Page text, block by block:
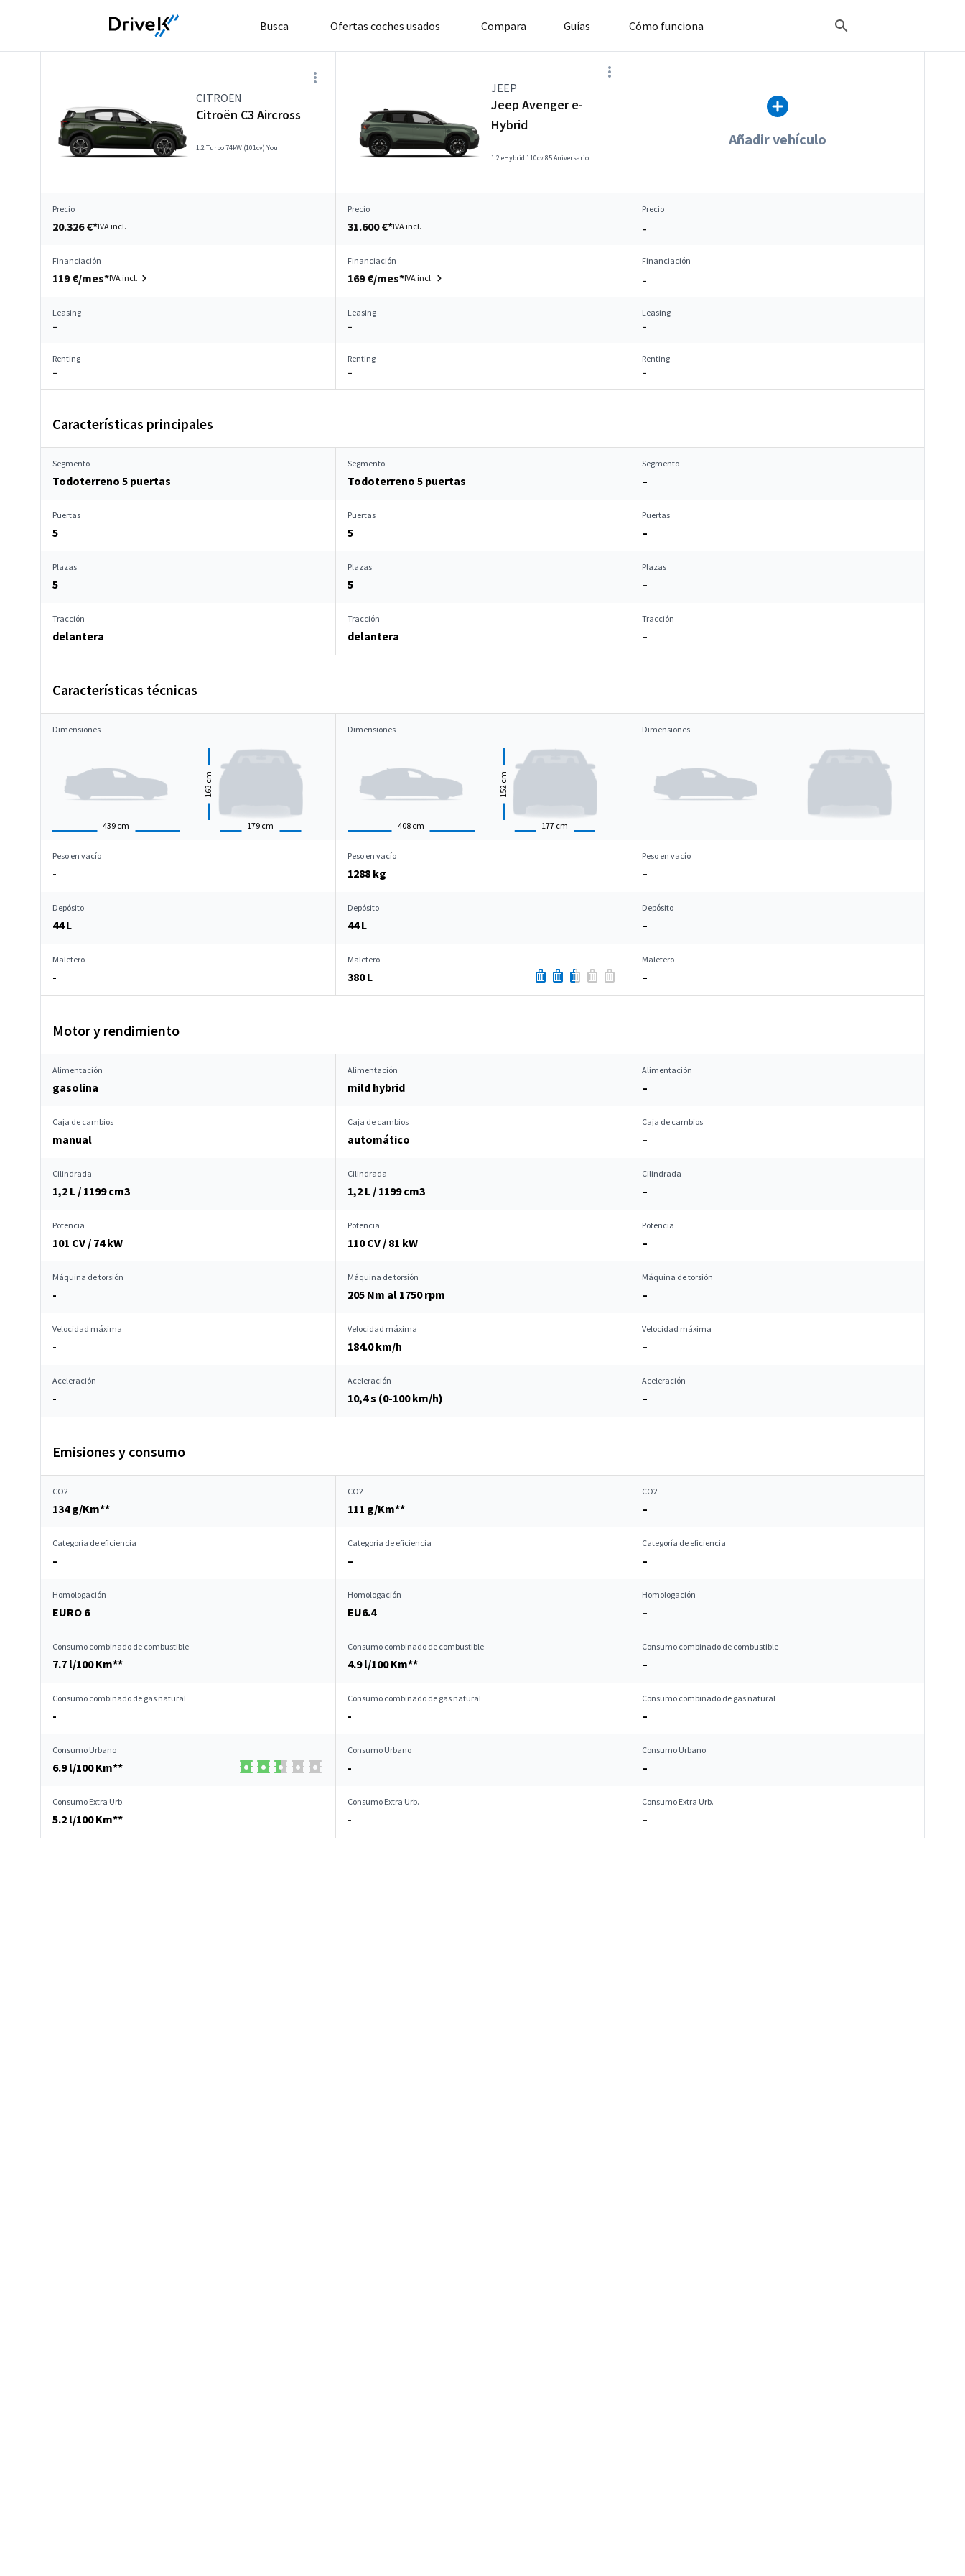
Busca Ofertas coches usados Compara Guías Cómo funciona
CITROËN
Citroën C3 Aircross
1.2 Turbo 74kW (101cv) You
JEEP
Jeep Avenger e-
Hybrid
1.2 eHybrid 110cv 85 Aniversario
Añadir vehículo
Precio
20.326 €*IVA incl.
Precio
31.600 €*IVA incl.
Precio
–
Financiación
119 €/mes*IVA incl.
Financiación
169 €/mes*IVA incl.
Financiación
–
Leasing
–
Leasing
–
Leasing
–
Renting
–
Renting
–
Renting
–
Características principales
Segmento
Todoterreno 5 puertas
Segmento
Todoterreno 5 puertas
Segmento
–
Puertas
5
Puertas
5
Puertas
–
Plazas
5
Plazas
5
Plazas
–
Tracción
delantera
Tracción
delantera
Tracción
–
Características técnicas
Dimensiones
439 cm 179 cm
163
cm
Dimensiones
408 cm 177 cm
152
cm
Dimensiones
Peso en vacío
-
Peso en vacío
1288 kg
Peso en vacío
–
Depósito
44 L
Depósito
44 L
Depósito
–
Maletero
-
Maletero
380 L
Maletero
–
Motor y rendimiento
Alimentación
gasolina
Alimentación
mild hybrid
Alimentación
–
Caja de cambios
manual
Caja de cambios
automático
Caja de cambios
–
Cilindrada
1,2 L / 1199 cm3
Cilindrada
1,2 L / 1199 cm3
Cilindrada
–
Potencia
101 CV / 74 kW
Potencia
110 CV / 81 kW
Potencia
–
Máquina de torsión
-
Máquina de torsión
205 Nm al 1750 rpm
Máquina de torsión
–
Velocidad máxima
-
Velocidad máxima
184.0 km/h
Velocidad máxima
–
Aceleración
-
Aceleración
10,4 s (0-100 km/h)
Aceleración
–
Emisiones y consumo
CO2
134 g/Km**
CO2
111 g/Km**
CO2
–
Categoría de eficiencia
–
Categoría de eficiencia
–
Categoría de eficiencia
–
Homologación
EURO 6
Homologación
EU6.4
Homologación
–
Consumo combinado de combustible
7.7 l/100 Km**
Consumo combinado de combustible
4.9 l/100 Km**
Consumo combinado de combustible
–
Consumo combinado de gas natural
-
Consumo combinado de gas natural
-
Consumo combinado de gas natural
–
Consumo Urbano
6.9 l/100 Km**
Consumo Urbano
-
Consumo Urbano
–
Consumo Extra Urb.
5.2 l/100 Km**
Consumo Extra Urb.
-
Consumo Extra Urb.
–